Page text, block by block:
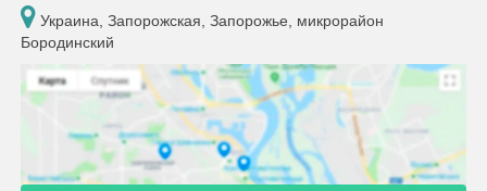
Украина, Запорожская, Запорожье, микрорайон
Бородинский